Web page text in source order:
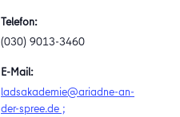
Telefon:
(030) 9013-3460
E-Mail:
ladsakademie@ariadne-an-
der-spree.de ;